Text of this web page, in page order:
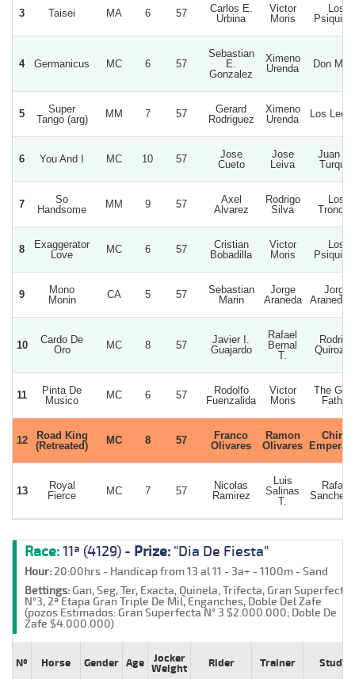
3 Taisei MA 6 57
Carlos E.
Urbina
Victor
Moris
Los
4 Germanicus MC 6 57
Sebastian
E.
Gonzalez
Ximeno
Urenda
Don
5
Super
Tango (arg)
MM 7 57
Gerard
Rodriguez
Ximeno
Urenda
Los
6 You And I MC 10 57
Jose
Cueto
Jose
Leiva
Juan De
Turquia
7
So
Handsome
MM 9 57
Axel
Alvarez
Rodrigo
Silva
Los
Troncos
8
Exaggerator
Love
MC 6 57
Cristian
Bobadilla
Victor
Moris
Los
9
Mono
Monin
CA 5 57
Sebastian
Marin
Jorge
Araneda
Jorge
Araneda
10
Cardo De
Oro
MC 8 57
Javier I.
Guajardo
Rafael
Bernal
T.
Rodrigo
Quiroz
11
Pinta De
Musico
MC 6 57
Rodolfo
Fuenzalida
Victor
Moris
The
Father
12
Road King
(Retreated)
MC 8 57
Franco
Olivares
Ramon
Olivares
Chino
13
Royal
Fierce
MC 7 57
Nicolas
Ramirez
Luis
Salinas
T.
Rafael
Sanchez
Race:11ª (4129) - Prize: "Dia De Fiesta"
Hour:20:00hrs - Handicap from 13 al 11 - 3a+ - 1100m - Sand
Bettings:Gan, Seg, Ter, Exacta, Quinela, Trifecta, Gran Superfecta
N°3, 2ª Etapa Gran Triple De Mil, Enganches, Doble Del Zafe
(pozos Estimados: Gran Superfecta N° 3 $2.000.000; Doble De
Zafe $4.000.000)
Nº Horse Gender Age
Jocker
Weight
Rider Trainer Stud